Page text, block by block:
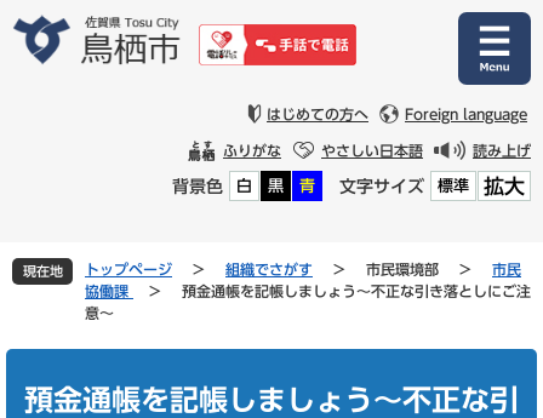
文
はじめての方へ Foreign language
ふりがな やさしい日本語 読み上げ
背景色 白 黒 青 文字サイズ 標準 拡大
現在地 トップページ > 組織でさがす > 市民環境部 >
市民
協働課
>
預金通帳を記帳しましょう～不正な引き落としにご注
意～
預金通帳を記帳しましょう～不正な引